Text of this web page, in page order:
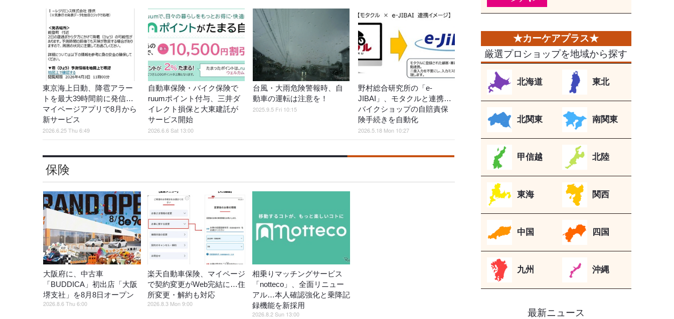
東京海上日動、降雹アラー
トを最大39時間前に発信…
マイページアプリで8月から
新サービス
2026.6.25 Thu 6:49
自動車保険・バイク保険で
ruumポイント付与、三井ダ
イレクト損保と大東建託が
サービス開始
2026.6.6 Sat 13:00
台風・大雨危険警報時、自
動車の運転は注意を！
2025.9.5 Fri 10:15
野村総合研究所の「e-
JIBAI」、モタクルと連携…
バイクショップの自賠責保
険手続きを自動化
2026.5.18 Mon 10:27
保険
大阪府に、中古車
「BUDDICA」初出店「大阪
堺支社」を8月8日オープン
2026.8.6 Thu 6:00
楽天自動車保険、マイページ
で契約変更がWeb完結に…住
所変更・解約も対応
2026.8.3 Mon 9:00
相乗りマッチングサービス
「notteco」、全面リニュー
アル…本人確認強化と乗降記
録機能を新採用
2026.8.2 Sun 13:00
厳選プロショップを地域から探す
北海道 東北
北関東 南関東
甲信越 北陸
東海 関西
中国 四国
九州 沖縄
最新ニュース